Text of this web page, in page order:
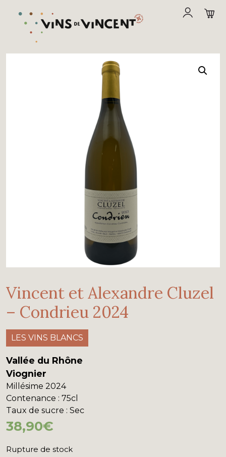
Vincent et Alexandre Cluzel
– Condrieu 2024
LES VINS BLANCS
Vallée du Rhône
Viognier
Millésime 2024
Contenance : 75cl
Taux de sucre : Sec
38,90€
Rupture de stock